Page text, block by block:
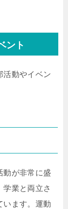
ント
活動やイベン
動が非常に盛
学業と両立さ
います。運動